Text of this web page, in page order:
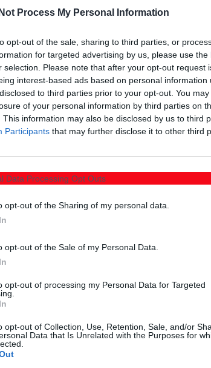
Process My Personal Information
opt-out of the sale, sharing to third parties, or
for targeted advertising by us, please use
selection. Please note that after your opt-out request
interest-based ads based on personal information
to third parties prior to your opt-out. You
of your personal information by third parties on
This information may also be disclosed by us to third
Participants that may further disclose it to other third
Data Processing Opt Outs
opt-out of the Sharing of my personal data.
opt-out of the Sale of my Personal Data.
opt-out of processing my Personal Data for Targeted
opt-out of Collection, Use, Retention, Sale, and/or
Data that Is Unrelated with the Purposes for
«Ο Εύξεινος Πόντος», σας
2025 και ώρα 13:00 το μεσημέρι,
ο Μπάμπης Ιωακειμίδης και ο Χάρης
ο Γιάννης Καμπάς στο αγγείο, ο
και ο Ραφαήλ Ιακωβίδης στο νταούλι.
ομάδες του Σωματείου και θα τιμηθούν οι